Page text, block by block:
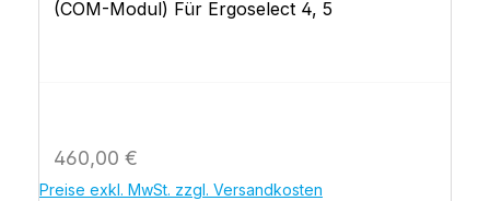
(COM-Modul) Für Ergoselect 4, 5
Regulärer Preis:
460,00 €
Preise exkl. MwSt. zzgl. Versandkosten